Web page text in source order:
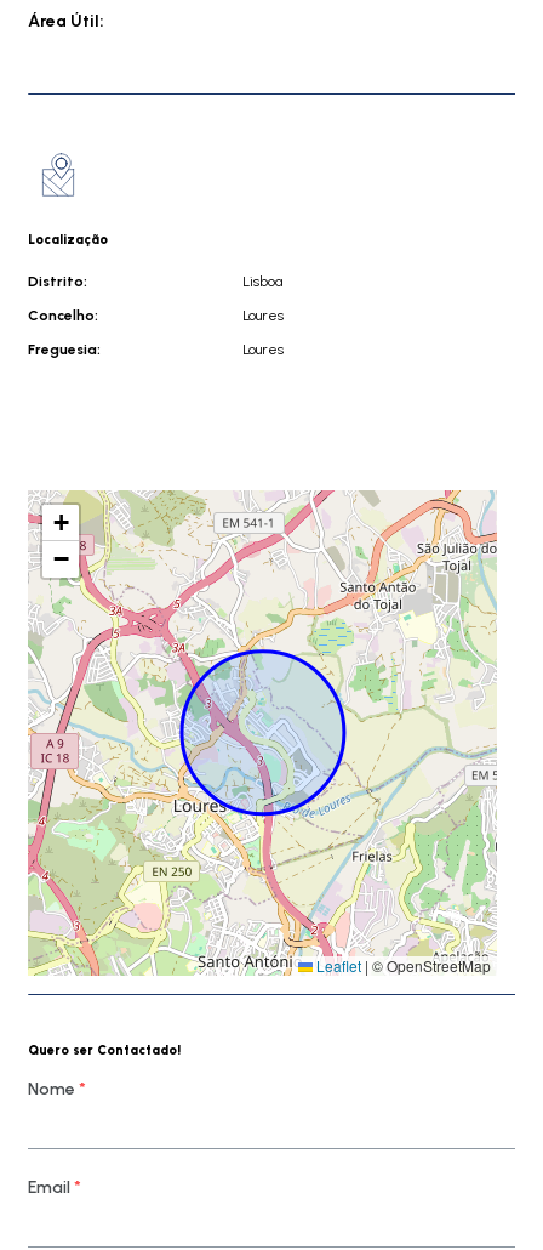
Área Útil:
Localização
Distrito:
Lisboa
Concelho:
Loures
Freguesia:
Loures
+
−
Leaflet | © OpenStreetMap
Quero ser Contactado!
Nome *
Email*